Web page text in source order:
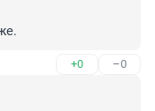
+0 –0